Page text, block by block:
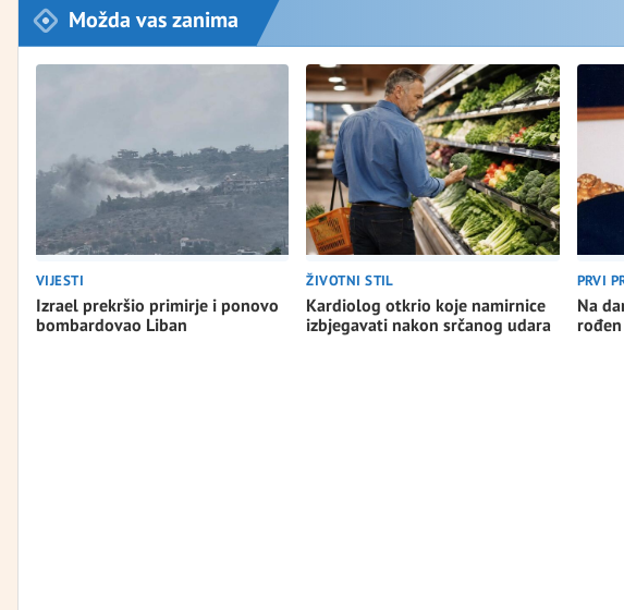
Možda vas zanima
VIJESTI
Izrael prekršio primirje i ponovo
bombardovao Liban
ŽIVOTNI STIL
Kardiolog otkrio koje namirnice
izbjegavati nakon srčanog udara
PRVI
Na